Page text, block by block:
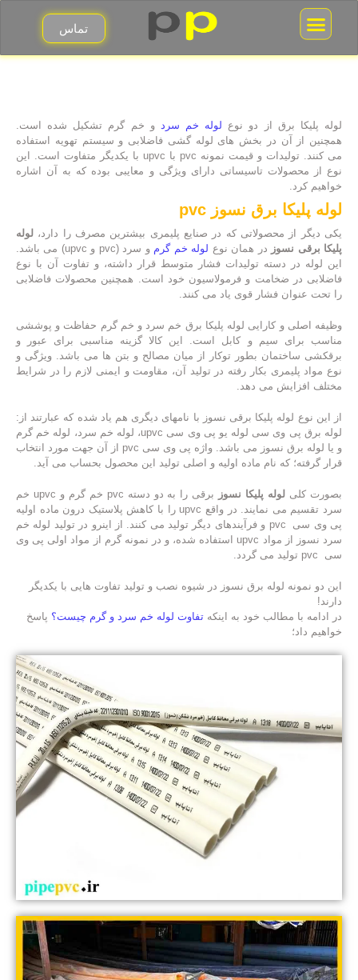
تماس
لوله پلیکا برق از دو نوع لوله خم سرد و خم گرم تشکیل شده است.
همچنین از آن در بخش های لوله گشی فاضلابی و سیستم تهویه استفاده
می کنند. تولیدات و قیمت نمونه pvc با upvc با یکدیگر متفاوت است. این
نوع از محصولات تاسیساتی دارای ویژگی و معایبی بوده که به آن اشاره
خواهیم کرد.
لوله پلیکا برق نسوز pvc
یکی دیگر از محصولاتی که در صنایع پلیمری بیشترین مصرف را دارد، لوله
پلیکا برقی نسوز در همان نوع لوله خم گرم
و سرد (pvc و upvc) می باشد.
این لوله در دسته تولیدات فشار متوسط قرار داشته، و تفاوت آن با نوع
فاضلابی در ضخامت و فرمولاسیون خود است. همچنین محصولات فاضلابی
را تحت عنوان فشار قوی یاد می کنند.
وظیفه اصلی و کارایی لوله پلیکا برق خم سرد و خم گرم حفاظت و پوششی
مناسب برای سیم و کابل است. این کالا گزینه مناسبی برای عبور و
برقکشی ساختمان بطور توکار از میان مصالح و بتن ها می باشد. ویژگی و
نوع مواد پلیمری بکار رفته در تولید آن، مقاومت و ایمنی لازم را در شرایط
مختلف افزایش می دهد.
از این نوع لوله پلیکا برقی نسوز با نامهای دیگری هم یاد شده که عبارتند از:
لوله برق پی وی سی لوله یو پی وی سی upvc، لوله خم سرد، لوله خم گرم
و یا لوله برق نسوز می باشد. واژه پی وی سی pvc از آن جهت مورد انتخاب
قرار گرفته؛ که نام ماده اولیه و اصلی تولید این محصول بحساب می آید.
بصورت کلی لوله پلیکا نسوز
برقی را به دو دسته pvc خم گرم و upvc خم
سرد تقسیم می نمایند. در واقع upvc را با کاهش پلاستیک درون ماده اولیه
پی وی سی pvc و فرآیندهای دیگر تولید می کنند. از اینرو در تولید
لوله خم
سرد نسوز
از مواد upvc استفاده شده، و در نمونه گرم از مواد اولی پی وی
سی pvc تولید می گردد.
این دو نمونه لوله برق نسوز در شیوه نصب و تولید تفاوت هایی با یکدیگر
دارند!
در ادامه با مطالب خود به اینکه تفاوت لوله خم سرد و گرم چیست؟ پاسخ
خواهیم داد؛